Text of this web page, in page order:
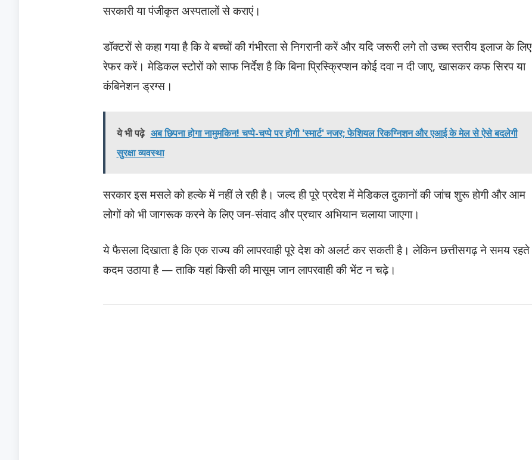
सरकारी या पंजीकृत अस्पतालों से कराएं।
डॉक्टरों से कहा गया है कि वे बच्चों की गंभीरता से निगरानी करें और यदि जरूरी लगे तो उच्च स्तरीय इलाज के लिए
रेफर करें। मेडिकल स्टोरों को साफ निर्देश है कि बिना प्रिस्क्रिप्शन कोई दवा न दी जाए, खासकर कफ सिरप या
कंबिनेशन ड्रग्स।
ये भी पढ़े अब छिपना होगा नामुमकिन! चप्पे-चप्पे पर होगी 'स्मार्ट' नजर; फेशियल रिकग्निशन और एआई के मेल से ऐसे बदलेगी
सुरक्षा व्यवस्था
सरकार इस मसले को हल्के में नहीं ले रही है। जल्द ही पूरे प्रदेश में मेडिकल दुकानों की जांच शुरू होगी और आम
लोगों को भी जागरूक करने के लिए जन-संवाद और प्रचार अभियान चलाया जाएगा।
ये फैसला दिखाता है कि एक राज्य की लापरवाही पूरे देश को अलर्ट कर सकती है। लेकिन छत्तीसगढ़ ने समय रहते
कदम उठाया है — ताकि यहां किसी की मासूम जान लापरवाही की भेंट न चढ़े।